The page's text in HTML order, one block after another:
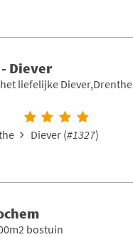
Diever
liefelijke Diever,Drenthe
Diever (#1327)
bostuin